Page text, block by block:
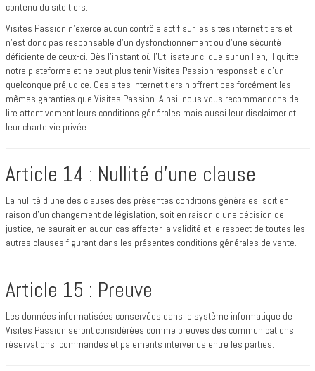
contenu du site tiers.
Visites Passion n’exerce aucun contrôle actif sur les sites internet tiers et
n’est donc pas responsable d’un dysfonctionnement ou d’une sécurité
déficiente de ceux-ci. Dès l’instant où l’Utilisateur clique sur un lien, il quitte
notre plateforme et ne peut plus tenir Visites Passion responsable d’un
quelconque préjudice. Ces sites internet tiers n’offrent pas forcément les
mêmes garanties que Visites Passion. Ainsi, nous vous recommandons de
lire attentivement leurs conditions générales mais aussi leur disclaimer et
leur charte vie privée.
Article 14 : Nullité d’une clause
La nullité d’une des clauses des présentes conditions générales, soit en
raison d’un changement de législation, soit en raison d’une décision de
justice, ne saurait en aucun cas affecter la validité et le respect de toutes les
autres clauses figurant dans les présentes conditions générales de vente.
Article 15 : Preuve
Les données informatisées conservées dans le système informatique de
Visites Passion seront considérées comme preuves des communications,
réservations, commandes et paiements intervenus entre les parties.